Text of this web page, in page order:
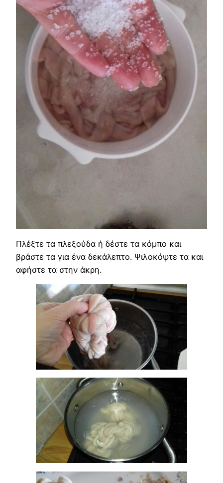
Πλέξτε τα πλεξούδα ή δέστε τα κόμπο και
βράστε τα για ένα δεκάλεπτο. Ψιλοκόψτε τα και
αφήστε τα στην άκρη.